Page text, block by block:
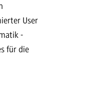
User
-
für die